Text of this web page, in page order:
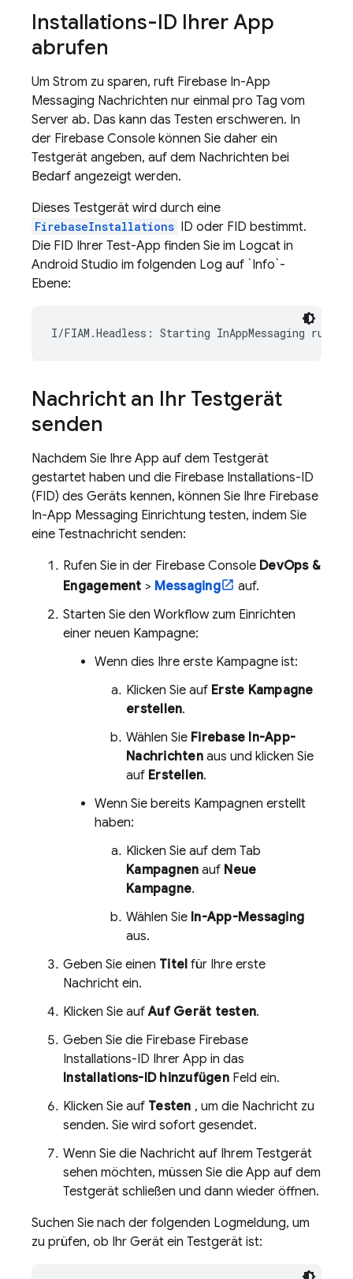
Installations-ID Ihrer App
abrufen
Um Strom zu sparen, ruft Firebase In-App
Messaging Nachrichten nur einmal pro Tag vom
Server ab. Das kann das Testen erschweren. In
der Firebase Console können Sie daher ein
Testgerät angeben, auf dem Nachrichten bei
Bedarf angezeigt werden.
Dieses Testgerät wird durch eine
FirebaseInstallations ID oder FID bestimmt.
Die FID Ihrer Test-App finden Sie im Logcat in
Android Studio im folgenden Log auf `Info`-
Ebene:
I/FIAM.Headless: Starting InAppMessaging
Nachricht an Ihr Testgerät
senden
Nachdem Sie Ihre App auf dem Testgerät
gestartet haben und die Firebase Installations-ID
(FID) des Geräts kennen, können Sie Ihre Firebase
In-App Messaging Einrichtung testen, indem Sie
eine Testnachricht senden:
Rufen Sie in der Firebase Console DevOps &
Engagement > Messaging
auf.
Starten Sie den Workflow zum Einrichten
einer neuen Kampagne:
Wenn dies Ihre erste Kampagne ist:
Klicken Sie auf Erste Kampagne
erstellen.
Wählen Sie Firebase In-App-
Nachrichtenaus und klicken Sie
auf Erstellen.
Wenn Sie bereits Kampagnen erstellt
haben:
Klicken Sie auf dem Tab
Kampagnen auf Neue
Kampagne.
Wählen Sie In-App-Messaging
aus.
Geben Sie einen Titel für Ihre erste
Nachricht ein.
Klicken Sie aufAuf Gerät testen.
Geben Sie die Firebase Firebase
Installations-ID Ihrer App in das
Installations-ID hinzufügenFeld ein.
Klicken Sie auf Testen , um die Nachricht zu
senden. Sie wird sofort gesendet.
Wenn Sie die Nachricht auf Ihrem Testgerät
sehen möchten, müssen Sie die App auf dem
Testgerät schließen und dann wieder öffnen.
Suchen Sie nach der folgenden Logmeldung, um
zu prüfen, ob Ihr Gerät ein Testgerät ist: